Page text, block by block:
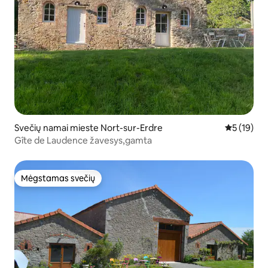
Svečių namai mieste Nort-sur-Erdre Vidutinis
5 (19)
Gîte de Laudence žavesys,gamta
Mėgstamas svečių
Mėgstamas svečių